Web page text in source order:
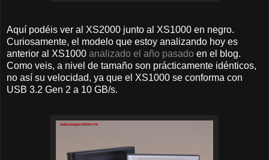
Aquí podéis ver al XS2000 junto al XS1000 en negro.
Curiosamente, el modelo que estoy analizando hoy es
anterior al XS1000 analizado el año pasado en el blog.
Como veis, a nivel de tamaño son prácticamente idénticos,
no así su velocidad, ya que el XS1000 se conforma con
USB 3.2 Gen 2 a 10 GB/s.